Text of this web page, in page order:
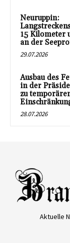
Neuruppin:
15 Kilometer
an der
29.07.2026
Ausbau des
in der
zu
28.07.2026
Aktuelle